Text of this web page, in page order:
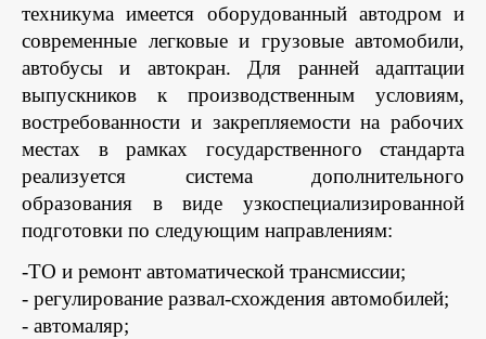
техникума имеется оборудованный автодром и
современные легковые и грузовые автомобили,
автобусы и автокран. Для ранней адаптации
выпускников к производственным условиям,
востребованности и закрепляемости на рабочих
местах в рамках государственного стандарта
реализуется система дополнительного
образования в виде узкоспециализированной
подготовки по следующим направлениям:
-ТО и ремонт автоматической трансмиссии;
- регулирование развал-схождения автомобилей;
- автомаляр;